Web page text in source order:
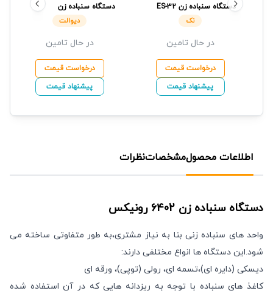
دستگاه سنباده زن ES-32
نک
در حال تامین
درخواست قیمت
پیشنهاد قیمت
دستگاه سنباده زن
DWE6423 دیوالت
دیوالت
در حال تامین
درخواست قیمت
پیشنهاد قیمت
اطلاعات محصولمشخصاتنظرات
دستگاه سنباده زن 6402 رونیکس
واحد های سنباده زنی بنا به نیاز مشتری،به طور متفاوتی ساخته می
شود.این دستگاه ها انواع مختلفی دارند:
دیسکی (دایره ای)،تسمه ای، رولی (توپی)، ورقه ای
کاغذ های سنباده با توجه به ریزدانه هایی که در آن استفاده شده